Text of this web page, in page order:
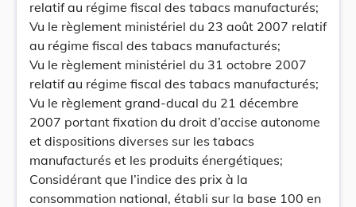
relatif au régime fiscal des tabacs manufacturés;
Vu le règlement ministériel du 23 août 2007 relatif
au régime fiscal des tabacs manufacturés;
Vu le règlement ministériel du 31 octobre 2007
relatif au régime fiscal des tabacs manufacturés;
Vu le règlement grand-ducal du 21 décembre
2007 portant fixation du droit d’accise autonome
et dispositions diverses sur les tabacs
manufacturés et les produits énergétiques;
Considérant que l’indice des prix à la
consommation national, établi sur la base 100 en